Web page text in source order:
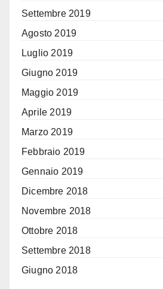
Settembre 2019
Agosto 2019
Luglio 2019
Giugno 2019
Maggio 2019
Aprile 2019
Marzo 2019
Febbraio 2019
Gennaio 2019
Dicembre 2018
Novembre 2018
Ottobre 2018
Settembre 2018
Giugno 2018